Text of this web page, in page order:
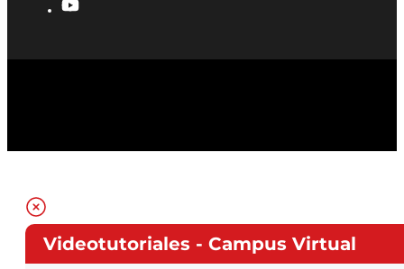
Videotutoriales - Campus Virtual